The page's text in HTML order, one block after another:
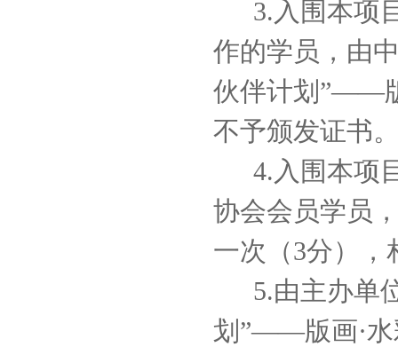
3.入围本项
作的学员，由
伙伴计划”——
不予颁发证书
4.入围本项
协会会员学员
一次（3分），
5.由主办单
划”——版画·水